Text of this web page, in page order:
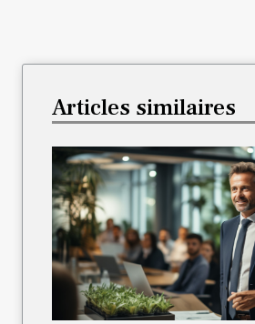
Articles similaires